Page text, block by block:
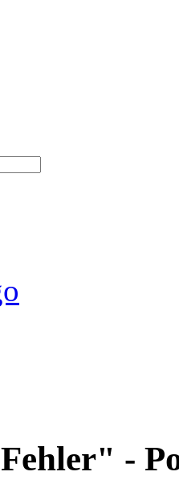
Fehler" -